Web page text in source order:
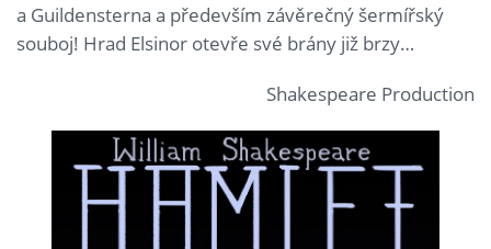
a Guildensterna a především závěrečný šermířský
souboj! Hrad Elsinor otevře své brány již brzy…
Shakespeare Production